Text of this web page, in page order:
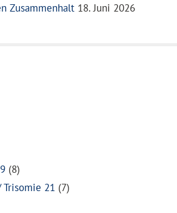
Zusammenhalt 18. Juni 2026
(8)
21 (7)